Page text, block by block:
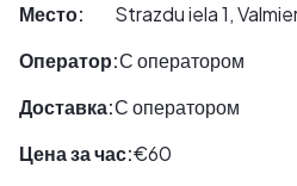
Место:
Strazdu iela 1,
Оператор:С оператором
Доставка:С оператором
Цена за час:€60